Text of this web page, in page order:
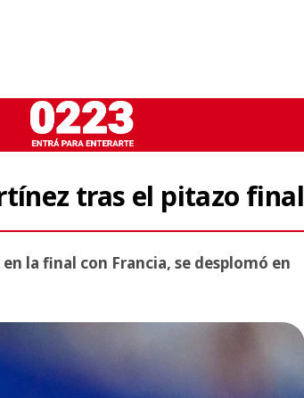
tras el pitazo final
la final con Francia, se desplomó en